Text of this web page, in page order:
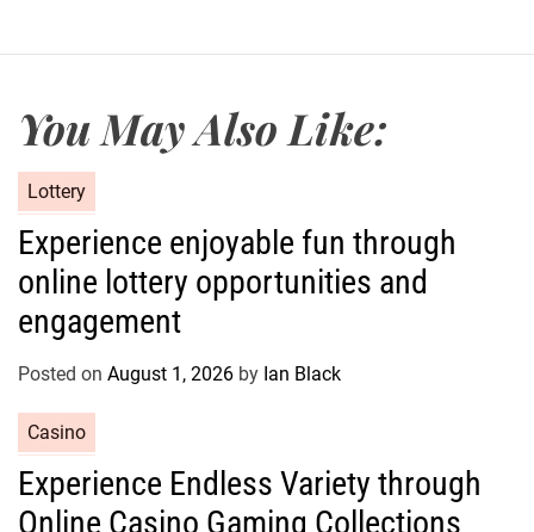
You May Also Like:
a
e
o
r
s
Lottery
Experience enjoyable fun through
online lottery opportunities and
engagement
Posted on August 1, 2026 by Ian Black
a
e
Casino
Experience Endless Variety through
Online Casino Gaming Collections